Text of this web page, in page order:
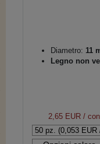
Diametro: 11
Legno non
2,65 EUR/